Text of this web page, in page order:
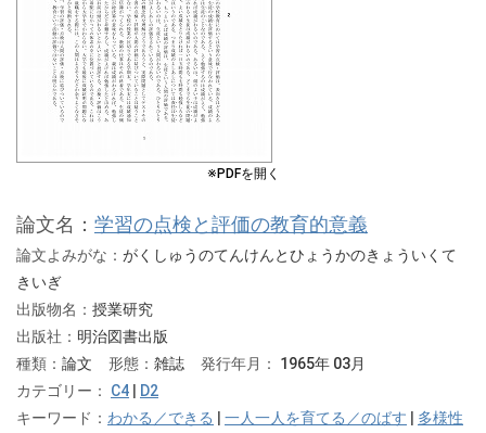
※PDFを開く
論文名： 学習の点検と評価の教育的意義
論文よみがな： がくしゅうのてんけんとひょうかのきょういくて
きいぎ
出版物名： 授業研究
出版社： 明治図書出版
種類： 論文 形態： 雑誌 発行年月：
1965年 03月
カテゴリー： C4
D2
キーワード： わかる／できる 一人一人を育てる／のばす
多様性